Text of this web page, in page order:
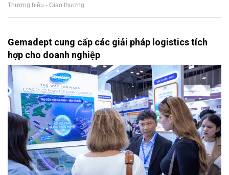
Thương hiệu - Giao thương
Gemadept cung cấp các giải pháp logistics tích
hợp cho doanh nghiệp